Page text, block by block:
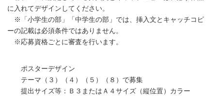
に入れてデザインしてください。
※「小学生の部」「中学生の部」では、挿入文とキャッチコピ
ーの記載は必須条件ではありません。
※応募資格ごとに審査を行います。
ポスターデザイン
テーマ（３）（４）（５）（８）で募集
提出サイズ等：Ｂ３またはＡ４サイズ（縦位置）カラー